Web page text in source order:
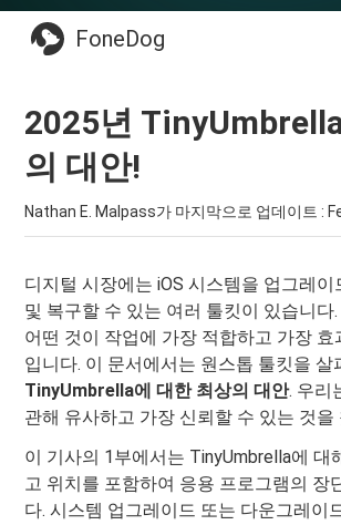
FoneDog
2025년
의 대안!
Nathan E. Malpass가 마지막으로 업데이트 :
디지털 시장에는 iOS 시스템을 업그레이
및 복구할 수 있는 여러 툴킷이 있습니다
어떤 것이 작업에 가장 적합하고 가장 효
입니다. 이 문서에서는 원스톱 툴킷을 살
TinyUmbrella에 대한 최상의 대안. 우리
관해 유사하고 가장 신뢰할 수 있는 것을
이 기사의 1부에서는 TinyUmbrella에 대
고 위치를 포함하여 응용 프로그램의 장
다. 시스템 업그레이드 또는 다운그레이